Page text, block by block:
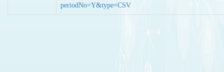
periodNo=Y&type=CSV